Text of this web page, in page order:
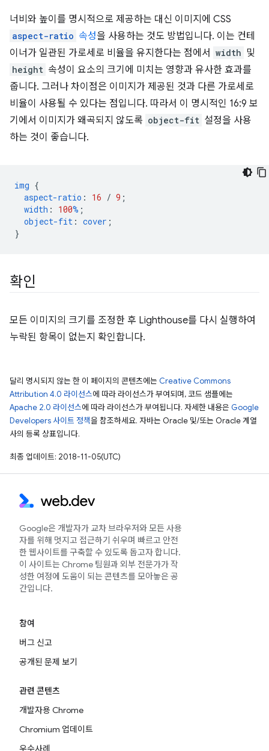
너비와 높이를 명시적으로 제공하는 대신 이미지에 CSS
aspect-ratio 속성을 사용하는 것도 방법입니다. 이는 컨테
이너가 일관된 가로세로 비율을 유지한다는 점에서 width 및
height 속성이 요소의 크기에 미치는 영향과 유사한 효과를
줍니다. 그러나 차이점은 이미지가 제공된 것과 다른 가로세로
비율이 사용될 수 있다는 점입니다. 따라서 이 명시적인 16:9 보
기에서 이미지가 왜곡되지 않도록 object-fit 설정을 사용
하는 것이 좋습니다.
img {
aspect-ratio : 16 / 9 ;
width : 100% ;
object-fit : cover ;
}
확인
모든 이미지의 크기를 조정한 후 Lighthouse를 다시 실행하여
누락된 항목이 없는지 확인합니다.
달리 명시되지 않는 한 이 페이지의 콘텐츠에는 Creative Commons
Attribution 4.0 라이선스에 따라 라이선스가 부여되며, 코드 샘플에는
Apache 2.0 라이선스에 따라 라이선스가 부여됩니다. 자세한 내용은 Google
Developers 사이트 정책을 참조하세요. 자바는 Oracle 및/또는 Oracle 계열
사의 등록 상표입니다.
최종 업데이트: 2018-11-05(UTC)
Google은 개발자가 교차 브라우저와 모든 사용
자를 위해 멋지고 접근하기 쉬우며 빠르고 안전
한 웹사이트를 구축할 수 있도록 돕고자 합니다.
이 사이트는 Chrome 팀원과 외부 전문가가 작
성한 여정에 도움이 되는 콘텐츠를 모아놓은 공
간입니다.
참여
버그 신고
공개된 문제 보기
관련 콘텐츠
개발자용 Chrome
Chromium 업데이트